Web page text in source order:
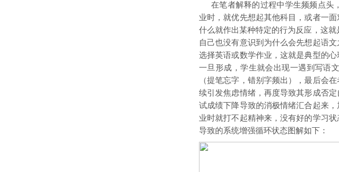
在笔者解释的过程中学生频频点头
业时，就优先想起其他科目，或者一
什么就作出某种特定的行为反应，这就
自己也没有意识到为什么会先想起语
选择英语或数学作业，这就是典型的
一旦形成，学生就会出现一遇到写语
（提笔忘字，错别字频出），最后会
续引发焦虑情绪，再度导致其形成否
试成绩下降导致的消极情绪汇合起来
业时就打不起精神来，没有好的学习
导致的系统增强循环状态图解如下：